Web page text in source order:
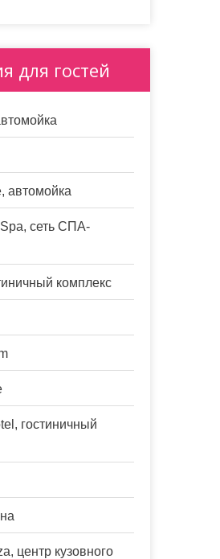
для гостей
автомойка
сеть СПА-
комплекс
гостиничный
центр кузовного